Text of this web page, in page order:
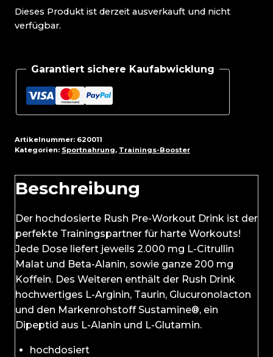
Dieses Produkt ist derzeit ausverkauft und nicht
verfügbar.
Garantiert sichere Kaufabwicklung
Artikelnummer: 620011
Kategorien: Sportnahrung, Trainings-Booster
Beschreibung
Der hochdosierte Rush Pre-Workout Drink ist der
perfekte Trainingspartner für harte Workouts!
Jede Dose liefert jeweils 2.000 mg L-Citrullin
Malat und Beta-Alanin, sowie ganze 200 mg
Koffein. Des Weiteren enthält der Rush Drink
hochwertiges L-Arginin, Taurin, Glucuronolacton
und den Markenrohstoff Sustamine®, ein
Dipeptid aus L-Alanin und L-Glutamin.
hochdosiert